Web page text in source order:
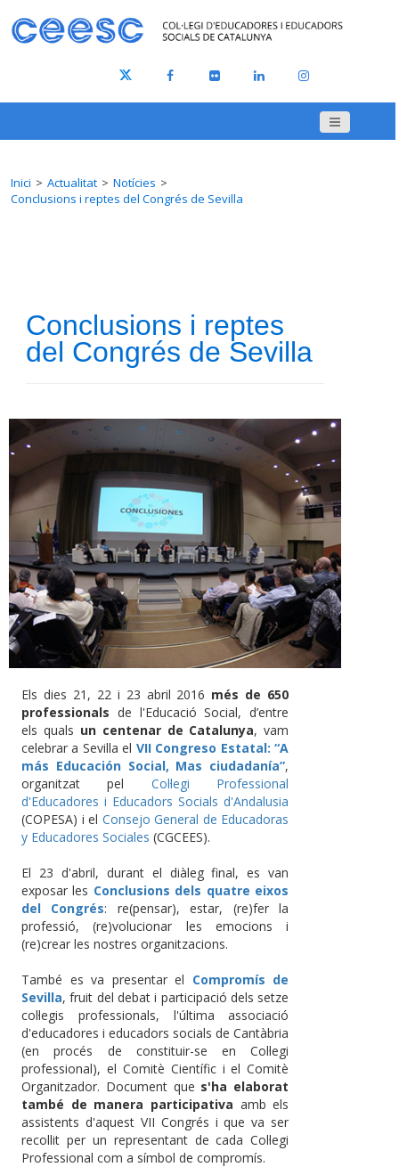
Inici Actualitat
Notícies
Conclusions i reptes del Congrés de Sevilla
Conclusions i reptes
del Congrés de Sevilla
Els dies 21, 22 i 23 abril 2016 més de 650
professionals de l'Educació Social, d’entre
els quals un centenar de Catalunya, vam
celebrar a Sevilla el VII Congreso Estatal: “A
más Educación Social, Mas ciudadanía”,
organitzat pel Col·legi Professional
d'Educadores i Educadors Socials d'Andalusia
(COPESA) i el Consejo General de Educadoras
y Educadores Sociales (CGCEES).
El 23 d'abril, durant el diàleg final, es van
exposar les Conclusions dels quatre eixos
del Congrés: re(pensar), estar, (re)fer la
professió, (re)volucionar les emocions i
(re)crear les nostres organitzacions.
També es va presentar el Compromís de
Sevilla, fruit del debat i participació dels setze
col·legis professionals, l'última associació
d'educadores i educadors socials de Cantàbria
(en procés de constituir-se en Col·legi
professional), el Comitè Científic i el Comitè
Organitzador. Document que s'ha elaborat
també de manera participativa amb els
assistents d'aquest VII Congrés i que va ser
recollit per un representant de cada Col·legi
Professional com a símbol de compromís.